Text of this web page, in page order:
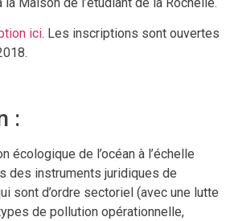
ici. Les inscriptions sont ouvertes
:
écologique de l’océan à l’échelle
des instruments juridiques de
sont d’ordre sectoriel (avec une lutte
de pollution opérationnelle,